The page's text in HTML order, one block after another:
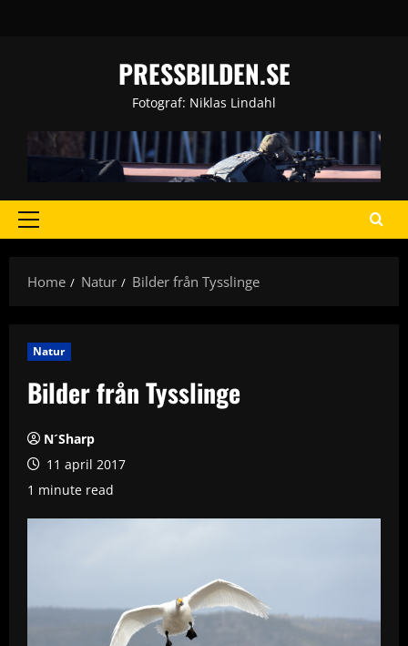
PRESSBILDEN.SE
Fotograf: Niklas Lindahl
Primary
Home
Natur Bilder från Tysslinge
Natur
Bilder från Tysslinge
N´Sharp
11 april 2017
1 minute read